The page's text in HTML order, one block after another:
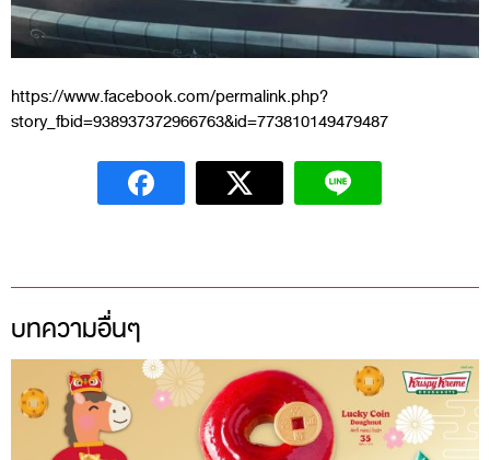
https://www.facebook.com/permalink.php?
story_fbid=938937372966763&id=773810149479487
บทความอื่นๆ